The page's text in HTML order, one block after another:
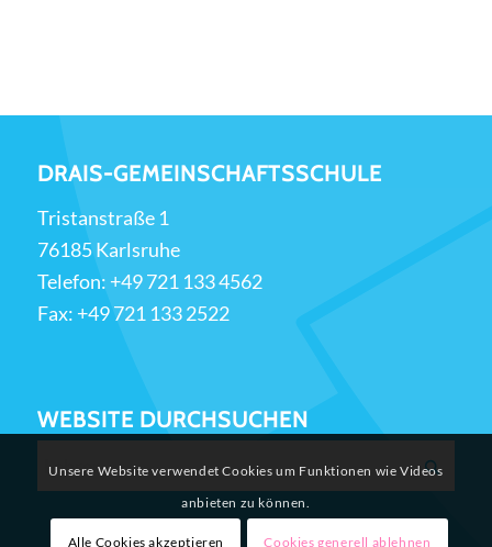
DRAIS-GEMEINSCHAFTSSCHULE
Tristanstraße 1
76185 Karlsruhe
Telefon: +49 721 133 4562
Fax: +49 721 133 2522
WEBSITE DURCHSUCHEN
Unsere Website verwendet Cookies um Funktionen wie Videos
anbieten zu können.
Alle Cookies akzeptieren Cookies generell ablehnen